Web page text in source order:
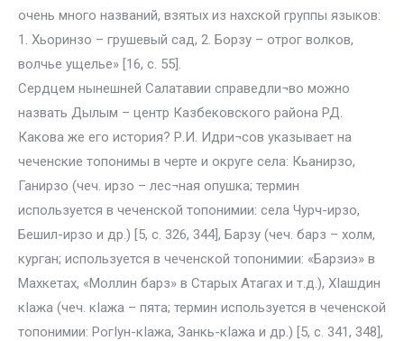
очень много названий, взятых из нахской группы языков:
1. Хьоринзо – грушевый сад, 2. Борзу – отрог волков,
волчье ущелье» [16, с. 55].
Сердцем нынешней Салатавии справедли¬во можно
назвать Дылым – центр Казбековского района РД.
Какова же его история? Р.И. Идри¬сов указывает на
чеченские топонимы в черте и округе села: Кьанирзо,
Ганирзо (чеч. ирзо – лес¬ная опушка; термин
используется в чеченской топонимии: села Чурч-ирзо,
Бешил-ирзо и др.) [5, с. 326, 344], Барзу (чеч. барз – холм,
курган; используется в чеченской топонимии: «Барзиэ» в
Махкетах, «Моллин барз» в Старых Атагах и т.д.), ХIашдин
кIажа (чеч. кIажа – пята; термин используется в чеченской
топонимии: РогIун-кIажа, Занкь-кIажа и др.) [5, с. 341, 348],